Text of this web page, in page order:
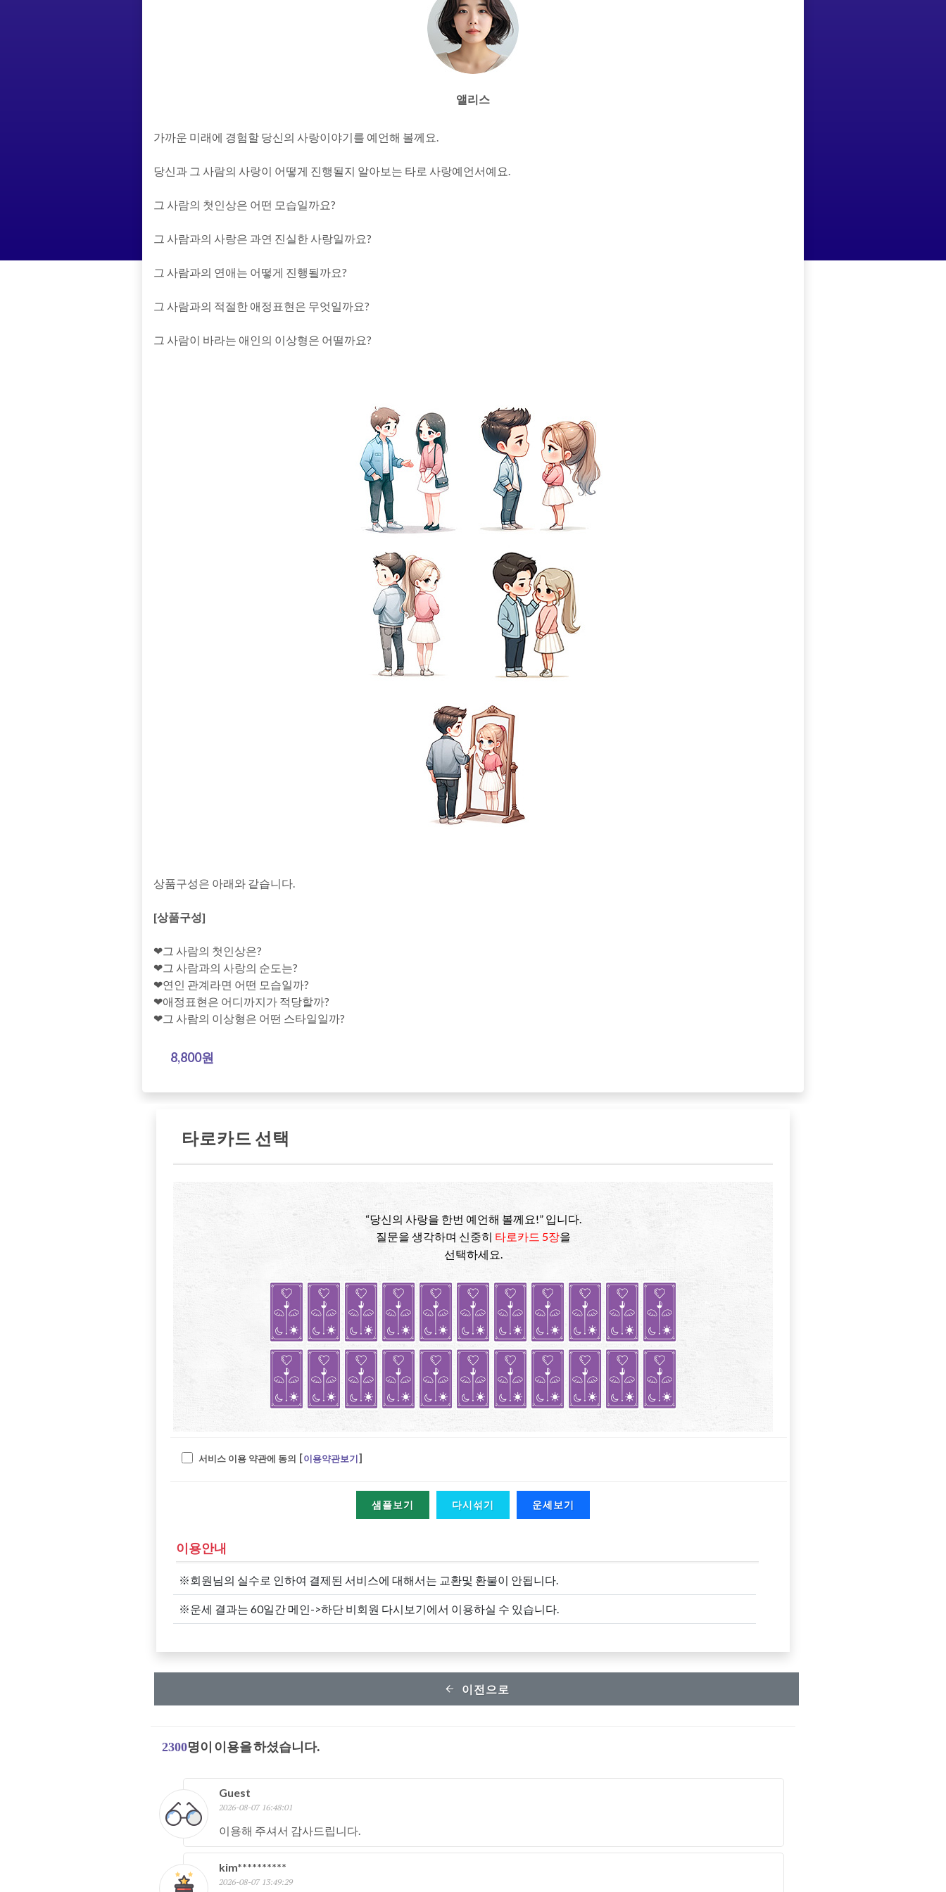
앨리스
가까운 미래에 경험할 당신의 사랑이야기를 예언해 볼께요.
당신과 그 사람의 사랑이 어떻게 진행될지 알아보는 타로 사랑예언서예요.
그 사람의 첫인상은 어떤 모습일까요?
그 사람과의 사랑은 과연 진실한 사랑일까요?
그 사람과의 연애는 어떻게 진행될까요?
그 사람과의 적절한 애정표현은 무엇일까요?
그 사람이 바라는 애인의 이상형은 어떨까요?
상품구성은 아래와 같습니다.
[상품구성]
❤그 사람의 첫인상은?
❤그 사람과의 사랑의 순도는?
❤연인 관계라면 어떤 모습일까?
❤애정표현은 어디까지가 적당할까?
❤그 사람의 이상형은 어떤 스타일일까?
8,800원
타로카드 선택
“당신의 사랑을 한번 예언해 볼께요!” 입니다.
질문을 생각하며 신중히 타로카드 5장을
선택하세요.
서비스 이용 약관에 동의 [이용약관보기]
샘플보기 다시섞기 운세보기
이용안내
※회원님의 실수로 인하여 결제된 서비스에 대해서는 교환및 환불이 안됩니다.
※운세 결과는 60일간 메인->하단 비회원 다시보기에서 이용하실 수 있습니다.
이전으로
2300명이 이용을 하셨습니다.
Guest
2026-08-07 16:48:01
이용해 주셔서 감사드립니다.
kim**********
2026-08-07 13:49:29